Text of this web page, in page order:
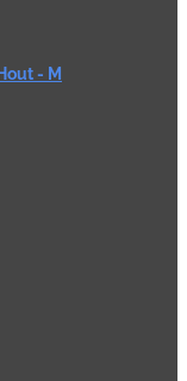
- M